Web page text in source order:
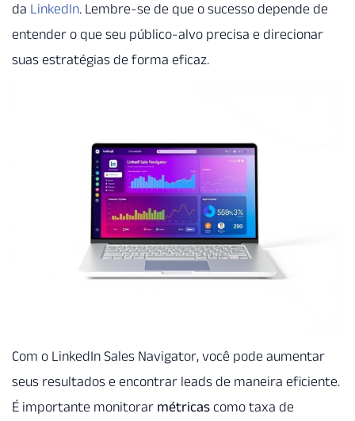
da LinkedIn. Lembre-se de que o sucesso depende de
entender o que seu público-alvo precisa e direcionar
suas estratégias de forma eficaz.
Com o LinkedIn Sales Navigator, você pode aumentar
seus resultados e encontrar leads de maneira eficiente.
É importante monitorar métricas como taxa de